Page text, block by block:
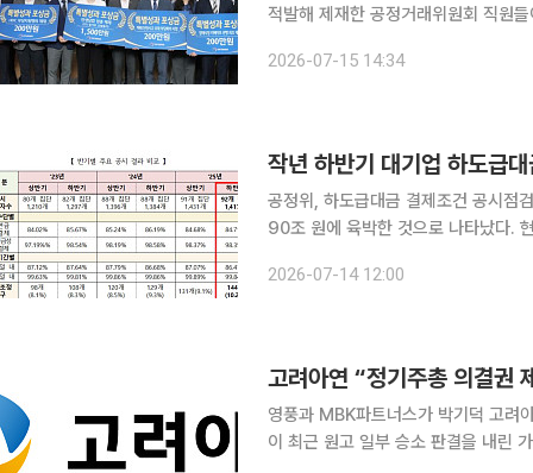
적발해 제재한 공정거래위원회 직원들이 특별 포상금을
역대 최대 규모 과징금을 부과한 밀가
2026-07-15 14:34
작년 하반기 대기업 하도급
공정위, 하도급대금 결제조건 공시점검 결과 지난해 하반기 대기업 집단의 하도급
90조 원에 육박한 것으로 나타났다.
회는 14일 이런 내용이 담긴 '2025년
2026-07-14 12:00
고려아연 “정기주총 의결권
영풍과 MBK파트너스가 박기덕 고려
이 최근 원고 일부 승소 판결을 내린